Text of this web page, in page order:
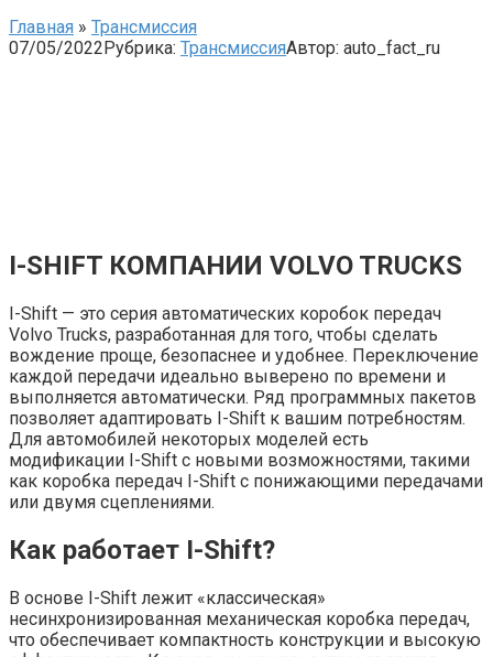
Главная » Трансмиссия
07/05/2022Рубрика: ТрансмиссияАвтор: auto_fact_ru
I-SHIFT КОМПАНИИ VOLVO TRUCKS
I-Shift — это серия автоматических коробок передач
Volvo Trucks, разработанная для того, чтобы сделать
вождение проще, безопаснее и удобнее. Переключение
каждой передачи идеально выверено по времени и
выполняется автоматически. Ряд программных пакетов
позволяет адаптировать I-Shift к вашим потребностям.
Для автомобилей некоторых моделей есть
модификации I-Shift с новыми возможностями, такими
как коробка передач I-Shift с понижающими передачами
или двумя сцеплениями.
Как работает I-Shift?
В основе I-Shift лежит «классическая»
несинхронизированная механическая коробка передач,
что обеспечивает компактность конструкции и высокую